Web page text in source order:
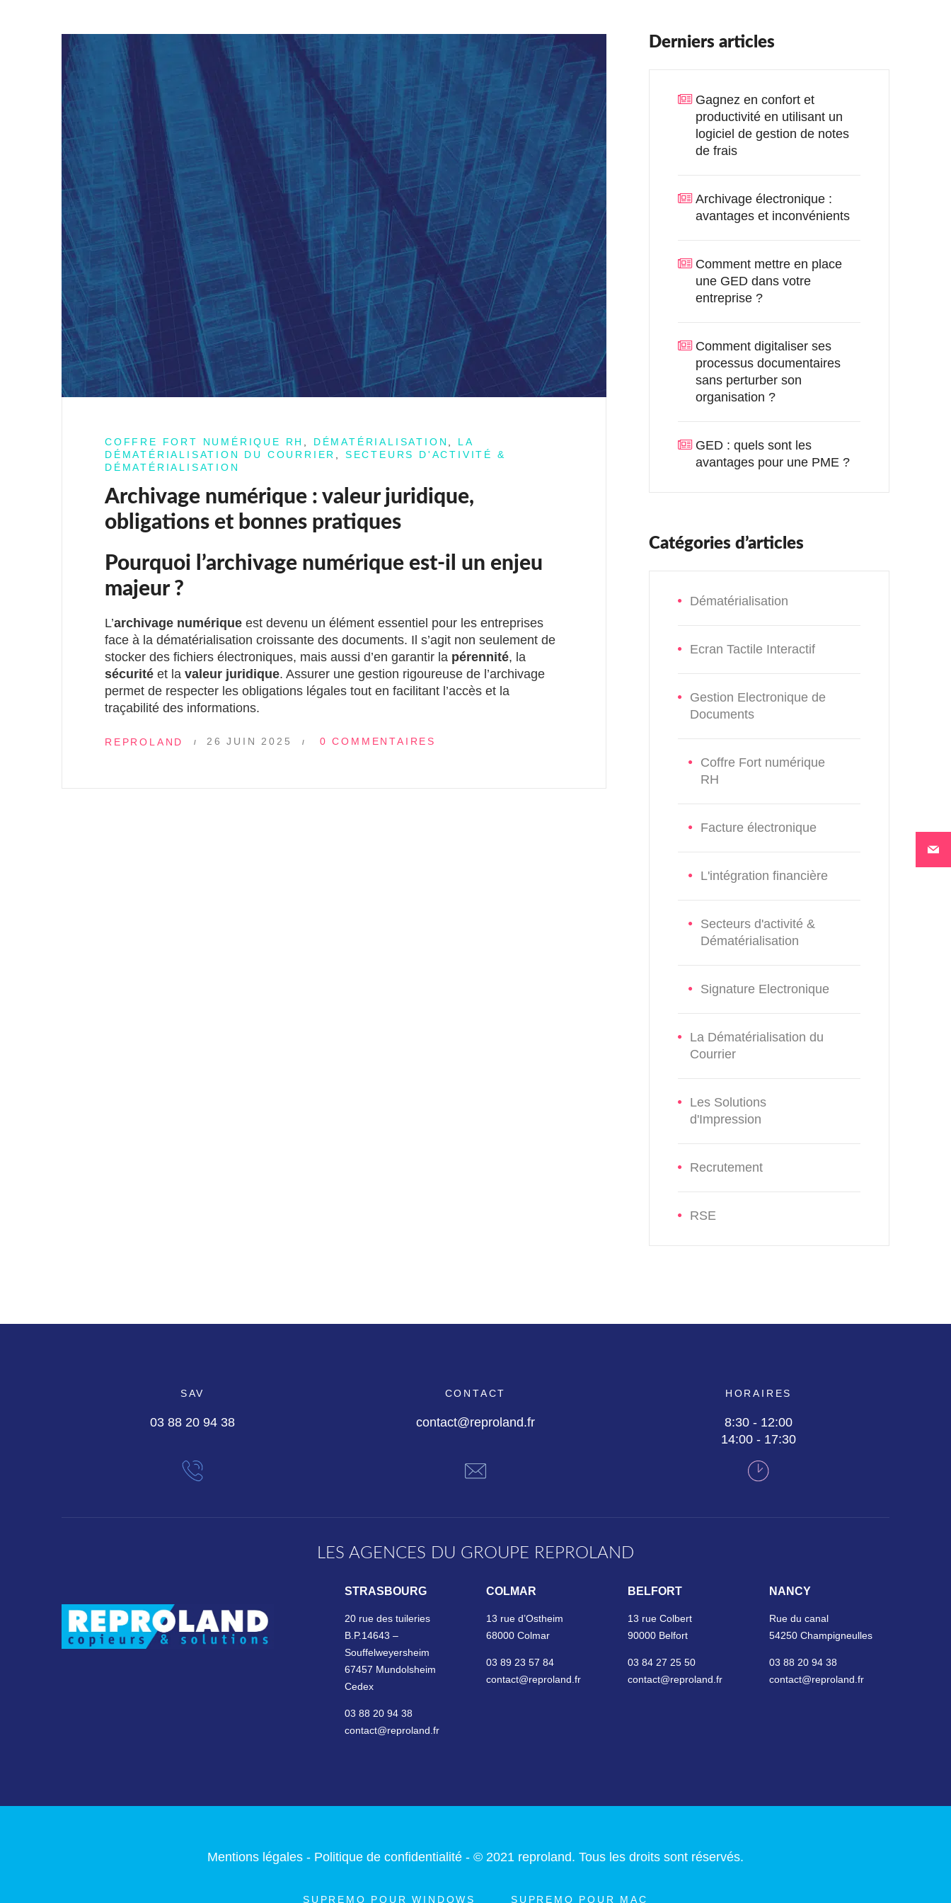
COFFRE FORT NUMÉRIQUE RH , DÉMATÉRIALISATION , LA
DÉMATÉRIALISATION DU COURRIER , SECTEURS D'ACTIVITÉ &
DÉMATÉRIALISATION
Archivage numérique : valeur juridique,
obligations et bonnes pratiques
Pourquoi l’archivage numérique est-il un enjeu
majeur ?
L’archivage numérique est devenu un élément essentiel pour les entreprises
face à la dématérialisation croissante des documents. Il s’agit non seulement de
stocker des fichiers électroniques, mais aussi d’en garantir la pérennité, la
sécurité et la valeur juridique. Assurer une gestion rigoureuse de l’archivage
permet de respecter les obligations légales tout en facilitant l’accès et la
traçabilité des informations.
REPROLAND 26 JUIN 2025 0 COMMENTAIRES
Derniers articles
Gagnez en confort et
productivité en utilisant un
logiciel de gestion de notes
de frais
Archivage électronique :
avantages et inconvénients
Comment mettre en place
une GED dans votre
entreprise ?
Comment digitaliser ses
processus documentaires
sans perturber son
organisation ?
GED : quels sont les
avantages pour une PME ?
Catégories d’articles
Dématérialisation
Ecran Tactile Interactif
Gestion Electronique de
Documents
Coffre Fort numérique
RH
Facture électronique
L'intégration financière
Secteurs d'activité &
Dématérialisation
Signature Electronique
La Dématérialisation du
Courrier
Les Solutions
d'Impression
Recrutement
RSE
SAV
03 88 20 94 38
CONTACT
contact@reproland.fr
HORAIRES
8:30 - 12:00
14:00 - 17:30
LES AGENCES DU GROUPE REPROLAND
STRASBOURG
20 rue des tuileries
B.P.14643 –
Souffelweyersheim
67457 Mundolsheim
Cedex
03 88 20 94 38
contact@reproland.fr
COLMAR
13 rue d’Ostheim
68000 Colmar
03 89 23 57 84
contact@reproland.fr
BELFORT
13 rue Colbert
90000 Belfort
03 84 27 25 50
contact@reproland.fr
NANCY
Rue du canal
54250 Champigneulles
03 88 20 94 38
contact@reproland.fr
Mentions légales - Politique de confidentialité - © 2021 reproland. Tous les droits sont réservés.
SUPREMO POUR WINDOWS SUPREMO POUR MAC